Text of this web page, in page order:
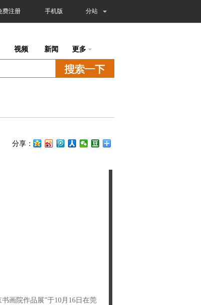
分站
手机版
费注册
视频 新闻 更多
分享：
画院作品展”于10月16日在莞